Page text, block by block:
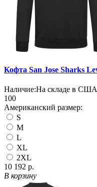
Кофта San Jose Sharks
Наличие:На складе в США
100
Американский размер:
S
M
L
XL
2XL
10 192 р.
В корзину